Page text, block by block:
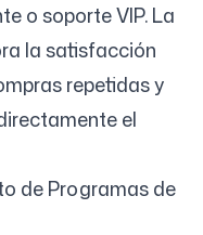
o soporte VIP. La
la satisfacción
repetidas y
el
de Programas de